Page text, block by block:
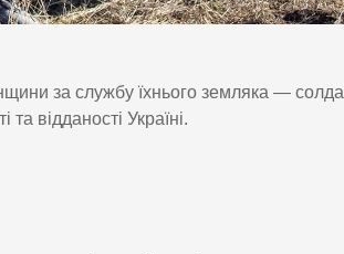
за службу їхнього земляка —
відданості Україні.